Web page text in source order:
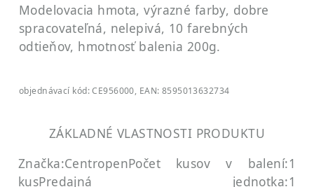
Modelovacia hmota, výrazné farby, dobre
spracovateľná, nelepivá, 10 farebných
odtieňov, hmotnosť balenia 200g.
objednávací kód: CE956000, EAN: 8595013632734
ZÁKLADNÉ VLASTNOSTI PRODUKTU
Značka:CentropenPočet kusov v balení:1
kusPredajná jednotka:1